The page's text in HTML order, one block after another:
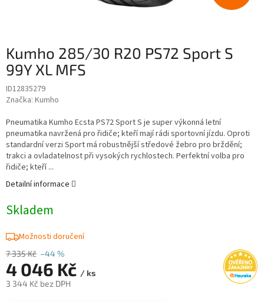
Kumho 285/30 R20 PS72 Sport S
99Y XL MFS
ID12835279
Značka: Kumho
7 335 Kč –44 %
4 046 Kč / ks
3 344 Kč bez DPH
Skladem
Možnosti doručení
Pneumatika Kumho Ecsta PS72 Sport S je super výkonná letní
pneumatika navržená pro řidiče; kteří mají rádi sportovní jízdu. Oproti
standardní verzi Sport má robustnější středové žebro pro brždění;
trakci a ovladatelnost při vysokých rychlostech. Perfektní volba pro
řidiče; kteří ...
Detailní informace